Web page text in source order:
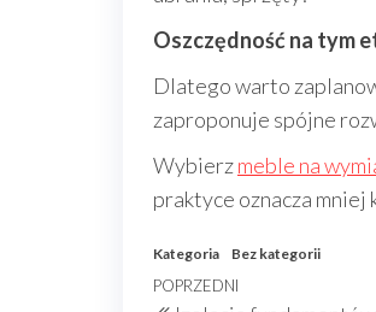
Oszczędność na tym
Dlatego warto
zaproponuje spójne
Wybierzmeble na
praktyce oznacza
Kategoria Bez kategorii
Nawigacja
Poprzedni
POPRZEDNI